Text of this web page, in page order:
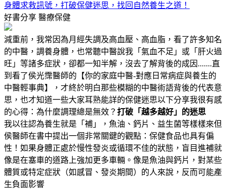
身體求救訊號，打破保健迷思，找回自然養生之道！
好書分享 醫療保健
減重前，我常因為月經失調及高血壓、高血脂，看了許多知名
的中醫，調養身體，也常聽中醫說我「氣血不足」或「肝火過
旺」等諸多症狀，卻都一知半解，沒去了解背後的成因.......直
到看了侯光霈醫師的【你的家庭中醫-對應日常病症與養生的
中醫輕事典】，才終於明白那些模糊的中醫術語背後的代表意
思，也才知道一些大家耳熟能詳的保健迷思以下分享我很有感
的心得：為什麼調理總是無效？ 打破「越多越好」的迷思
我以往認為養生就是「補」，魚油、鈣片、益生菌等樣樣來但
侯醫師在書中提出一個非常關鍵的觀點：保健食品也具有偏
性！如果身體正處於慢性發炎或循環不佳的狀態，盲目進補就
像是在塞車的道路上強加更多車輛。像是魚油與鈣片，對某些
體質或特定症狀（如感冒、發炎期間）的人來說，反而可能產
生負面影響